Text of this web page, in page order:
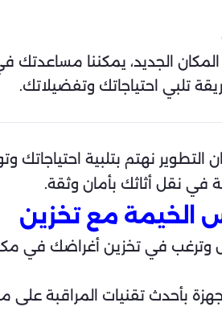
الجديد، يمكننا مساعدتك
تلبي احتياجاتك وتفضيلاتك.
نهتم بتلبية احتياجاتك
في نقل أثاثك بأمان وثقة.
الخيمة مع تخزين
وترغب في تخزين أغراضك في
بأحدث تقنيات المراقبة على